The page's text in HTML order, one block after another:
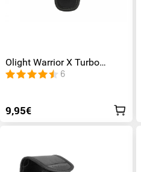
Olight Warrior X Turbo
Holster
6
9,95€